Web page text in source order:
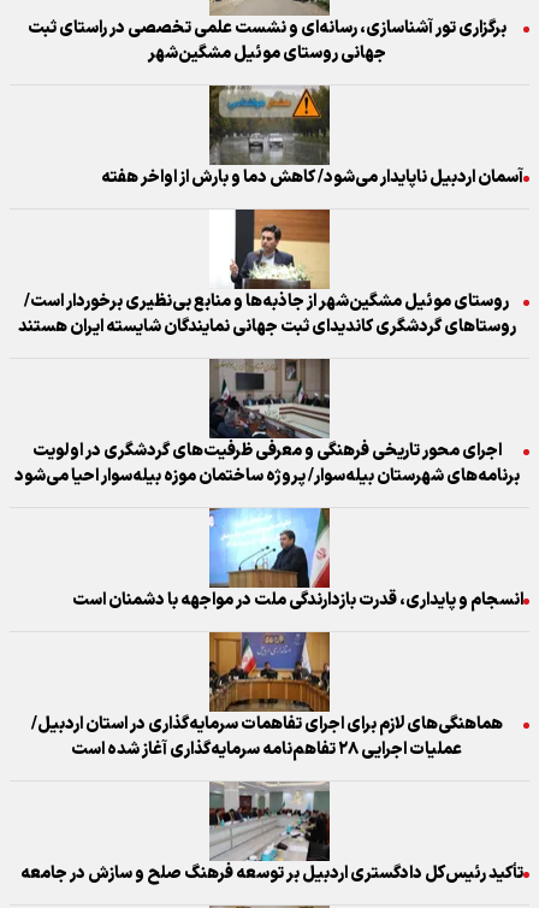
برگزاری تور آشناسازی، رسانه‌ای و نشست علمی تخصصی در راستای ثبت
جهانی روستای موئیل مشگین‌شهر
آسمان اردبیل ناپایدار می‌شود/ کاهش دما و بارش از اواخر هفته
روستای موئیل مشگین‌شهر از جاذبه‌ها و منابع بی‌نظیری برخوردار است/
روستاهای گردشگری کاندیدای ثبت جهانی نمایندگان شایسته ایران هستند
اجرای محور تاریخی فرهنگی و معرفی ظرفیت‌های گردشگری در اولویت
برنامه‌های شهرستان بیله‌سوار/ پروژه ساختمان موزه بیله‌سوار احیا می‌شود
انسجام و پایداری، قدرت بازدارندگی ملت در مواجهه با دشمنان است
هماهنگی‌های لازم برای اجرای تفاهمات سرمایه‌گذاری در استان اردبیل/
عملیات اجرایی ۲۸ تفاهم‌نامه سرمایه‌گذاری آغاز شده است
تأکید رئیس‌کل دادگستری اردبیل بر توسعه فرهنگ صلح و سازش در جامعه